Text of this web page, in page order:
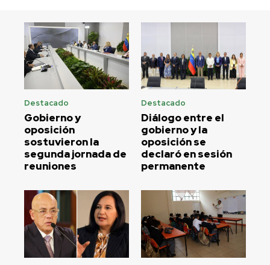
Destacado
Gobierno y
oposición
sostuvieron la
segunda jornada de
reuniones
Destacado
Diálogo entre el
gobierno y la
oposición se
declaró en sesión
permanente